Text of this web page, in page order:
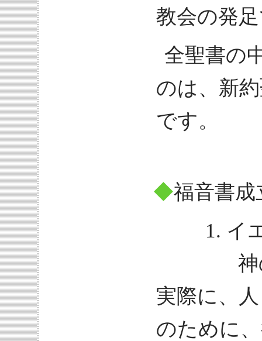
教会の発
全聖書の
のは、新
です。
◆福音書成
1. イエ
神の子
実際に、
のために